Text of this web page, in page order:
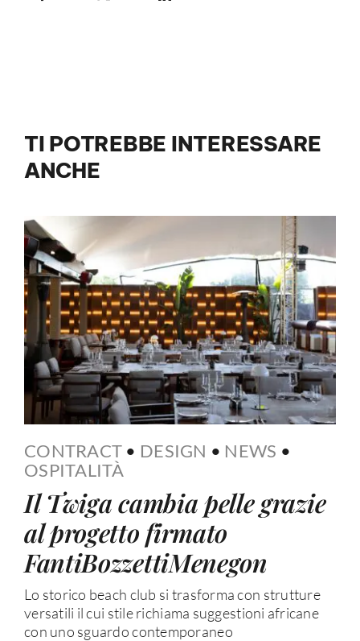
TI POTREBBE INTERESSARE
ANCHE
CONTRACT • DESIGN • NEWS •
OSPITALITÀ
Il Twiga cambia pelle grazie
al progetto firmato
FantiBozzettiMenegon
Lo storico beach club si trasforma con strutture
versatili il cui stile richiama suggestioni africane
con uno sguardo contemporaneo